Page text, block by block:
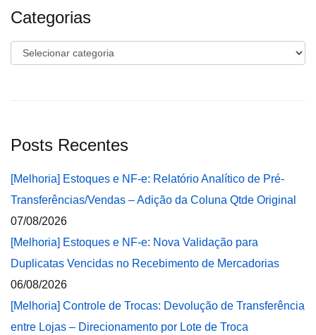
Categorias
Categorias
Posts Recentes
[Melhoria] Estoques e NF-e: Relatório Analítico de Pré-
Transferências/Vendas – Adição da Coluna Qtde Original
07/08/2026
[Melhoria] Estoques e NF-e: Nova Validação para
Duplicatas Vencidas no Recebimento de Mercadorias
06/08/2026
[Melhoria] Controle de Trocas: Devolução de Transferência
entre Lojas – Direcionamento por Lote de Troca